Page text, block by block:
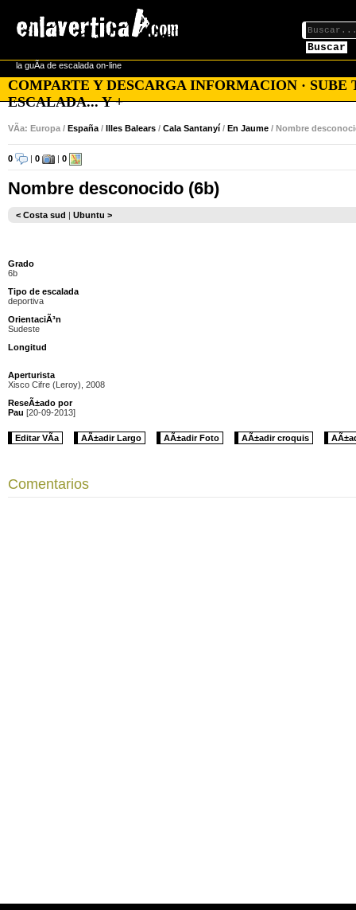
Buscar
la guÃ­a de escalada on-line
COMPARTE Y DESCARGA INFORMACION · SUBE
ESCALADA... Y +
VÃ­a: Europa / España / Illes Balears / Cala Santanyí / En Jaume / Nombre
0 | 0 | 0
Nombre desconocido (6b)
< Costa sud | Ubuntu >
Grado
6b
Tipo de escalada
deportiva
OrientaciÃ³n
Sudeste
Longitud
Aperturista
Xisco Cifre (Leroy), 2008
ReseÃ±ado por
Pau [20-09-2013]
Editar VÃ­a AÃ±adir Largo AÃ±adir Foto AÃ±adir croquis
Comentarios